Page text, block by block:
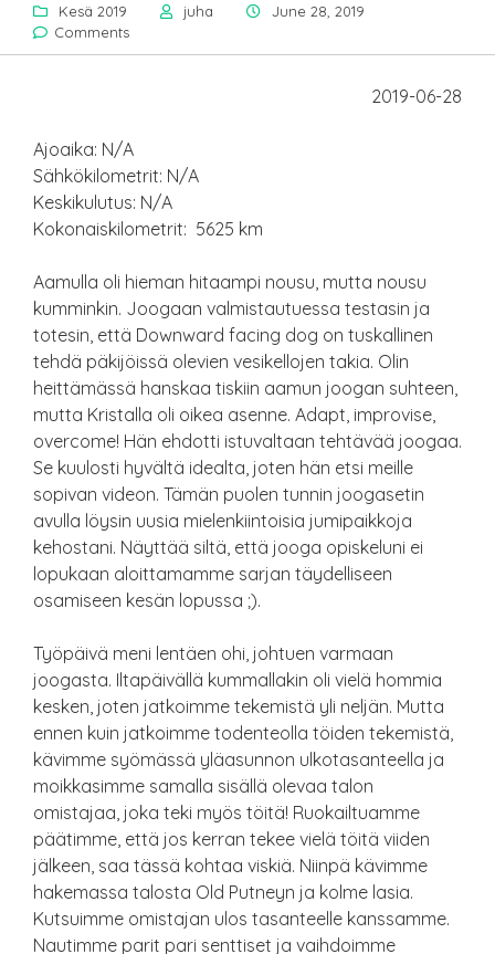
Kesä 2019 juha
June 28, 2019
Comments
2019-06-28
Ajoaika: N/A
Sähkökilometrit: N/A
Keskikulutus: N/A
Kokonaiskilometrit: 5625 km
Aamulla oli hieman hitaampi nousu, mutta nousu
kumminkin. Joogaan valmistautuessa testasin ja
totesin, että Downward facing dog on tuskallinen
tehdä päkijöissä olevien vesikellojen takia. Olin
heittämässä hanskaa tiskiin aamun joogan suhteen,
mutta Kristalla oli oikea asenne. Adapt, improvise,
overcome! Hän ehdotti istuvaltaan tehtävää joogaa.
Se kuulosti hyvältä idealta, joten hän etsi meille
sopivan videon. Tämän puolen tunnin joogasetin
avulla löysin uusia mielenkiintoisia jumipaikkoja
kehostani. Näyttää siltä, että jooga opiskeluni ei
lopukaan aloittamamme sarjan täydelliseen
osamiseen kesän lopussa ;).
Työpäivä meni lentäen ohi, johtuen varmaan
joogasta. Iltapäivällä kummallakin oli vielä hommia
kesken, joten jatkoimme tekemistä yli neljän. Mutta
ennen kuin jatkoimme todenteolla töiden tekemistä,
kävimme syömässä yläasunnon ulkotasanteella ja
moikkasimme samalla sisällä olevaa talon
omistajaa, joka teki myös töitä! Ruokailtuamme
päätimme, että jos kerran tekee vielä töitä viiden
jälkeen, saa tässä kohtaa viskiä. Niinpä kävimme
hakemassa talosta Old Putneyn ja kolme lasia.
Kutsuimme omistajan ulos tasanteelle kanssamme.
Nautimme parit pari senttiset ja vaihdoimme